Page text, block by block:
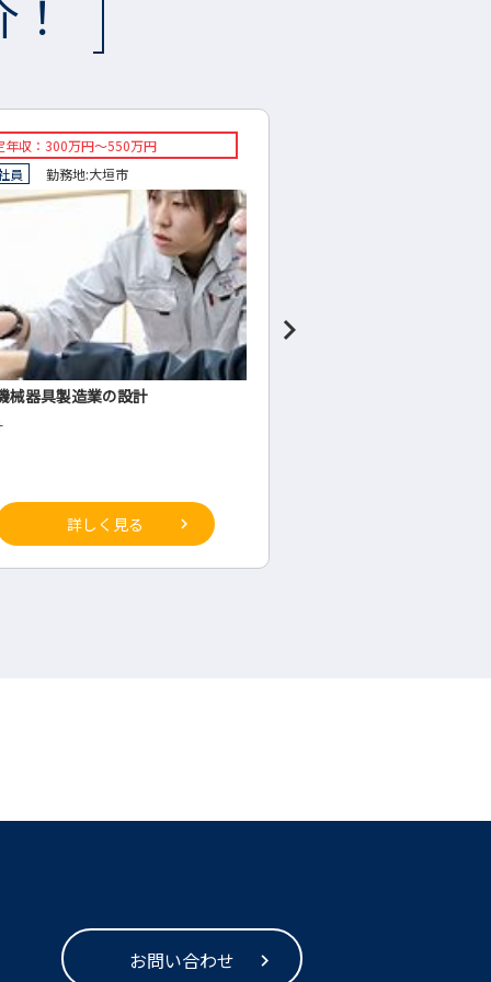
収：350万円～ 500万円
勤務地:神戸町
の技術事業部
詳しく見る
お問い合わせ